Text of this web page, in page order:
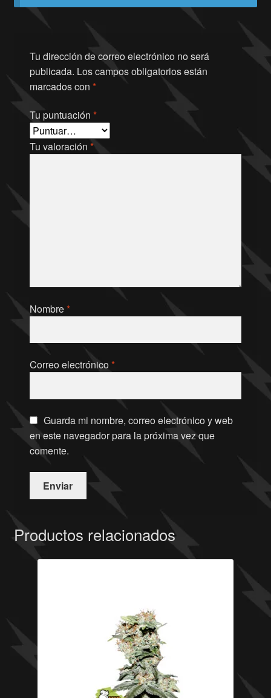
Tu dirección de correo electrónico no será
publicada. Los campos obligatorios están
marcados con *
Tu puntuación *
Tu valoración *
Nombre*
Correo electrónico*
Guarda mi nombre, correo electrónico y web
en este navegador para la próxima vez que
comente.
Productos relacionados